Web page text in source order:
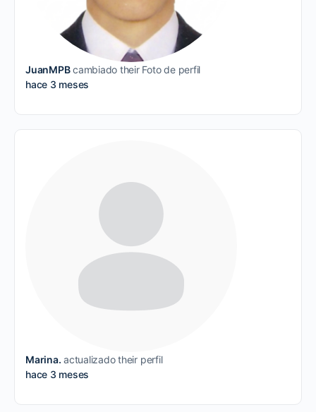
JuanMPBcambiado their Foto de perfil
hace 3 meses
Marina. actualizado their perfil
hace 3 meses